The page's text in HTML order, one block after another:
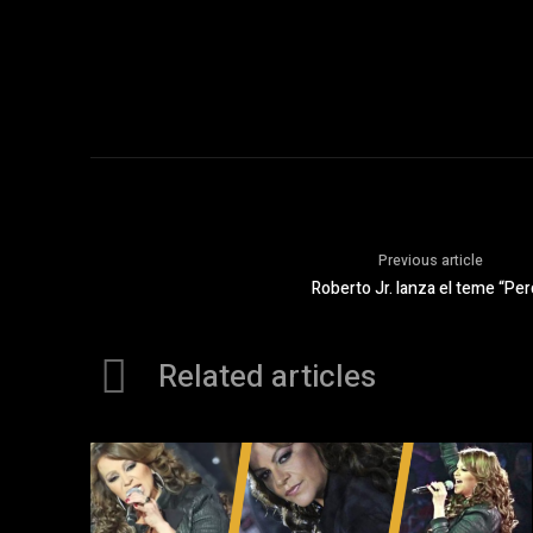
Previous article
Roberto Jr. lanza el teme
Related articles